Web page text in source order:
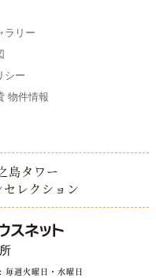
ラリー
シー
物件情報
島タワー
レクション
毎週火曜日・水曜日